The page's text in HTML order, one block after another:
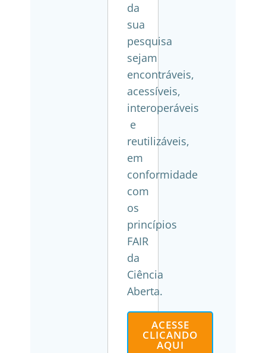
da
sua
pesquisa
sejam
encontráveis,
acessíveis,
interoperáveis
e
reutilizáveis,
em
conformidade
com
os
princípios
FAIR
da
Ciência
Aberta.
ACESSE
CLICANDO
AQUI